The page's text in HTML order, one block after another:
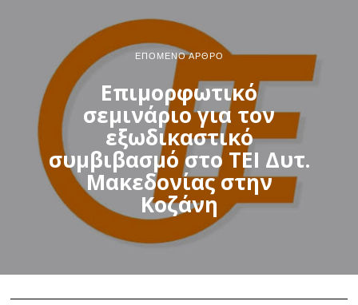
ΕΠΌΜΕΝΟ ΆΡΘΡΟ
Επιμορφωτικό
σεμινάριο για τον
εξωδικαστικό
συμβιβασμό στο ΤΕΙ Δυτ.
Μακεδονίας στην
Κοζάνη